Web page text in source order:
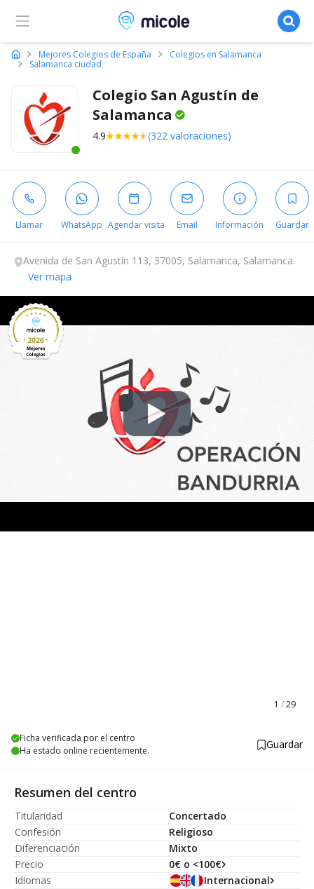
Micole, buscador de colegios
Mejores Colegios de España
Colegios en Salamanca
Salamanca ciudad
Colegio San Agustín de
Salamanca
4.9 (322 valoraciones)
Llamar WhatsApp Agendar visita Email Información Guardar
Avenida de San Agustín 113, 37005, Salamanca, Salamanca.
Ver mapa
1 /29
Ficha verificada por el centro
Ha estado online recientemente.
Guardar
Resumen del centro
Titularidad
Concertado
Confesión
Religioso
Diferenciación
Mixto
Precio
0€ o <100€
Idiomas
Internacional